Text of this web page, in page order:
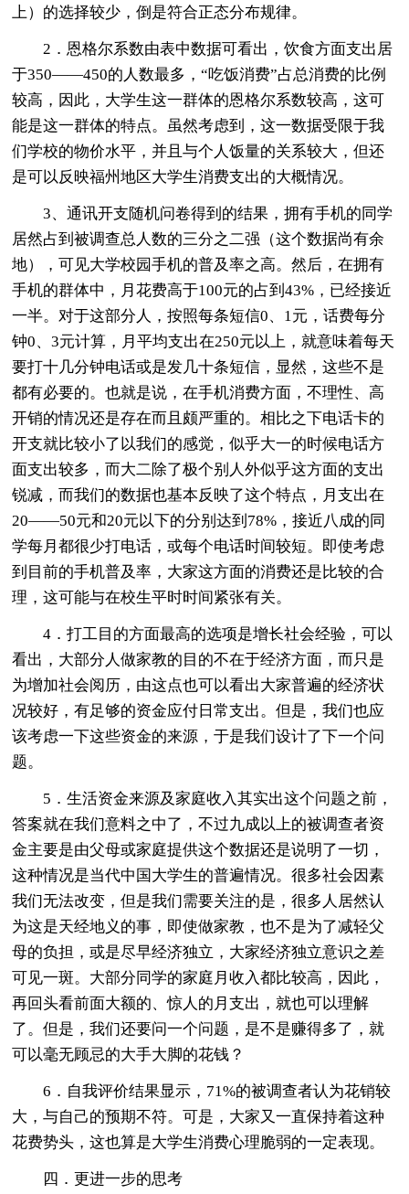
上）的选择较少，倒是符合正态分布规律。
2．恩格尔系数由表中数据可看出，饮食方面支出居
于350――450的人数最多，“吃饭消费”占总消费的比例
较高，因此，大学生这一群体的恩格尔系数较高，这可
能是这一群体的特点。虽然考虑到，这一数据受限于我
们学校的物价水平，并且与个人饭量的关系较大，但还
是可以反映福州地区大学生消费支出的大概情况。
3、通讯开支随机问卷得到的结果，拥有手机的同学
居然占到被调查总人数的三分之二强（这个数据尚有余
地），可见大学校园手机的普及率之高。然后，在拥有
手机的群体中，月花费高于100元的占到43%，已经接近
一半。对于这部分人，按照每条短信0、1元，话费每分
钟0、3元计算，月平均支出在250元以上，就意味着每天
要打十几分钟电话或是发几十条短信，显然，这些不是
都有必要的。也就是说，在手机消费方面，不理性、高
开销的情况还是存在而且颇严重的。相比之下电话卡的
开支就比较小了以我们的感觉，似乎大一的时候电话方
面支出较多，而大二除了极个别人外似乎这方面的支出
锐减，而我们的数据也基本反映了这个特点，月支出在
20――50元和20元以下的分别达到78%，接近八成的同
学每月都很少打电话，或每个电话时间较短。即使考虑
到目前的手机普及率，大家这方面的消费还是比较的合
理，这可能与在校生平时时间紧张有关。
4．打工目的方面最高的选项是增长社会经验，可以
看出，大部分人做家教的目的不在于经济方面，而只是
为增加社会阅历，由这点也可以看出大家普遍的经济状
况较好，有足够的资金应付日常支出。但是，我们也应
该考虑一下这些资金的来源，于是我们设计了下一个问
题。
5．生活资金来源及家庭收入其实出这个问题之前，
答案就在我们意料之中了，不过九成以上的被调查者资
金主要是由父母或家庭提供这个数据还是说明了一切，
这种情况是当代中国大学生的普遍情况。很多社会因素
我们无法改变，但是我们需要关注的是，很多人居然认
为这是天经地义的事，即使做家教，也不是为了减轻父
母的负担，或是尽早经济独立，大家经济独立意识之差
可见一斑。大部分同学的家庭月收入都比较高，因此，
再回头看前面大额的、惊人的月支出，就也可以理解
了。但是，我们还要问一个问题，是不是赚得多了，就
可以毫无顾忌的大手大脚的花钱？
6．自我评价结果显示，71%的被调查者认为花销较
大，与自己的预期不符。可是，大家又一直保持着这种
花费势头，这也算是大学生消费心理脆弱的一定表现。
四．更进一步的思考